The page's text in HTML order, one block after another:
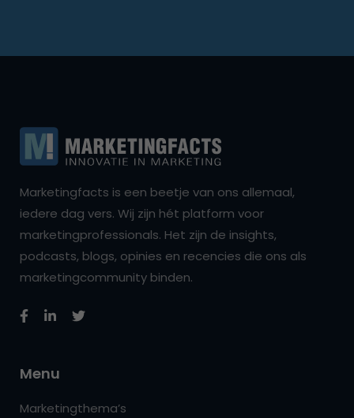
Marketingfacts is een beetje van ons allemaal,
iedere dag vers. Wij zijn hét platform voor
marketingprofessionals. Het zijn de insights,
podcasts, blogs, opinies en recencies die ons als
marketingcommunity binden.
Menu
Marketingthema’s